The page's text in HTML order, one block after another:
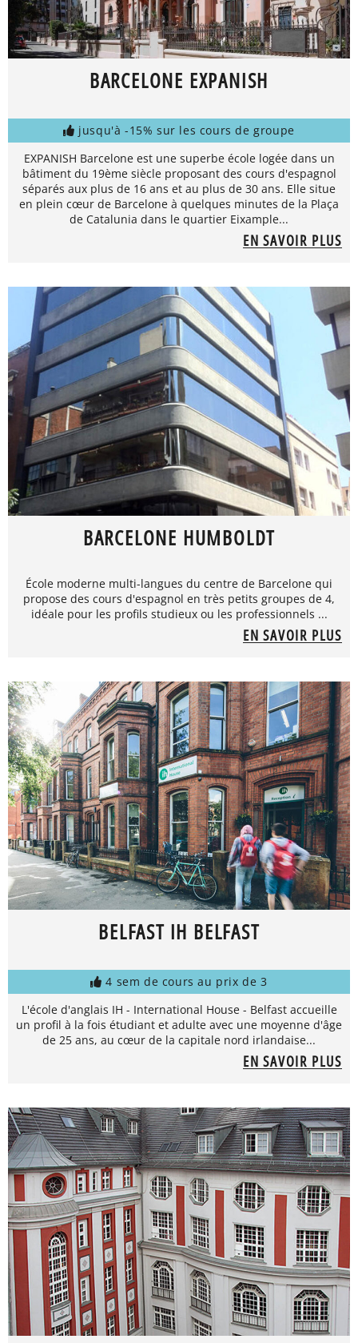
BARCELONE EXPANISH
jusqu'à -15% sur les cours de groupe
EXPANISH Barcelone est une superbe école logée dans un
bâtiment du 19ème siècle proposant des cours d'espagnol
séparés aux plus de 16 ans et au plus de 30 ans. Elle situe
en plein cœur de Barcelone à quelques minutes de la Plaça
de Catalunia dans le quartier Eixample...
EN SAVOIR PLUS
BARCELONE HUMBOLDT
École moderne multi-langues du centre de Barcelone qui
propose des cours d'espagnol en très petits groupes de 4,
idéale pour les profils studieux ou les professionnels ...
EN SAVOIR PLUS
BELFAST IH BELFAST
4 sem de cours au prix de 3
L'école d'anglais IH - International House - Belfast accueille
un profil à la fois étudiant et adulte avec une moyenne d'âge
de 25 ans, au cœur de la capitale nord irlandaise...
EN SAVOIR PLUS